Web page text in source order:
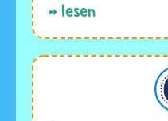
lesen
Judentum